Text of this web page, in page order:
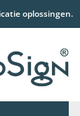
oplossingen.